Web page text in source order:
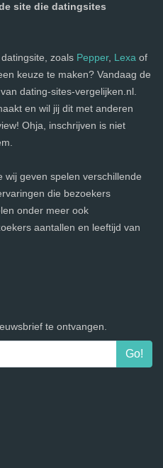
site die datingsites
zoals Pepper, Lexa of
keuze te maken? Vandaag de
dating-sites-vergelijken.nl.
en wil jij dit met anderen
Ohja, inschrijven is niet
wij geven spelen verschillende
die bezoekers
onder meer ook
aantallen en leeftijd van
te ontvangen.